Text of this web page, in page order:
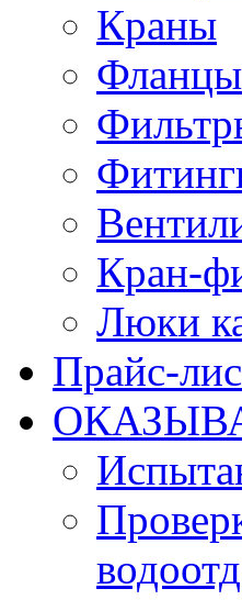
Краны
Фланцы
Кран-
Люки
Прайс-